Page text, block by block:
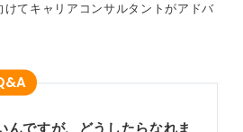
てキャリアコンサルタントがアドバ
んですが、どうしたらなれま